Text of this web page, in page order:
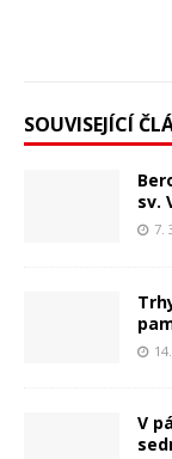
SOUVISEJÍCÍ
sv.
7.
V